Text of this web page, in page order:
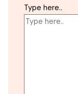
Type here..